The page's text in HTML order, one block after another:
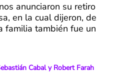
anunciaron su retiro
en la cual dijeron, de
familia también fue un
Cabal y Robert Farah